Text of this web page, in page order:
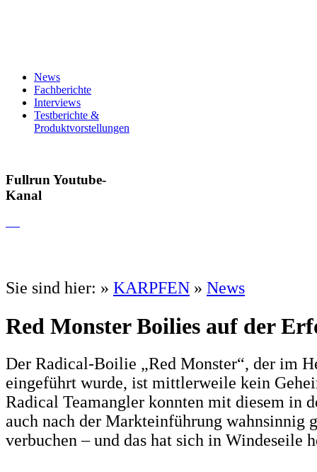
News
Fachberichte
Interviews
Testberichte &
Produktvorstellungen
Fullrun Youtube-
Kanal
Sie sind hier: » KARPFEN » News
Red Monster Boilies auf der
Der Radical-Boilie „Red Monster“, der im
eingeführt wurde, ist mittlerweile kein
Radical Teamangler konnten mit diesem in
auch nach der Markteinführung wahnsinnig
verbuchen – und das hat sich in Windeseile